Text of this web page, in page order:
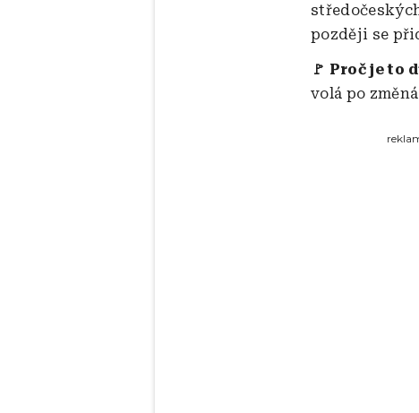
později se
🚩 Proč je to
volá po